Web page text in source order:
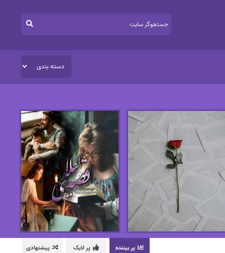
پر بیننده پر لایک پیشنهادی